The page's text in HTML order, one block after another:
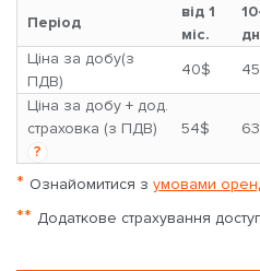
Період
від 1
міс.
Ціна за добу(з
ПДВ)
40$
Ціна за добу + дод.
страховка (з ПДВ)
?
54$
* Ознайомитися з умовами
** Додаткове страхування